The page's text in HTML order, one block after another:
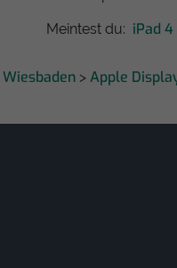
Meintest du: iPad
Wiesbaden > Apple